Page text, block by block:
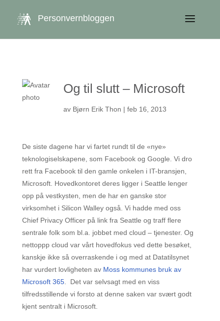
Personvernbloggen
Og til slutt – Microsoft
av Bjørn Erik Thon | feb 16, 2013
De siste dagene har vi fartet rundt til de «nye»
teknologiselskapene, som Facebook og Google. Vi dro
rett fra Facebook til den gamle onkelen i IT-bransjen,
Microsoft. Hovedkontoret deres ligger i Seattle lenger
opp på vestkysten, men de har en ganske stor
virksomhet i Silicon Walley også. Vi hadde med oss
Chief Privacy Officer på link fra Seattle og traff flere
sentrale folk som bl.a. jobbet med cloud – tjenester. Og
nettoppp cloud var vårt hovedfokus ved dette besøket,
kanskje ikke så overraskende i og med at Datatilsynet
har vurdert lovligheten av Moss kommunes bruk av
Microsoft 365. Det var selvsagt med en viss
tilfredsstillende vi forsto at denne saken var svært godt
kjent sentralt i Microsoft.